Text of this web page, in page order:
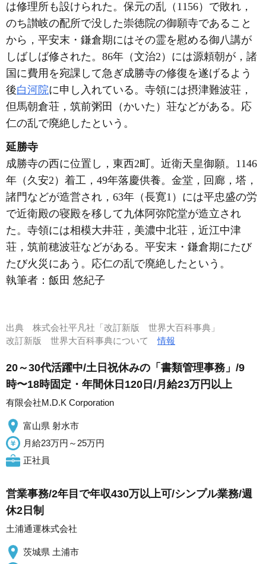
は修理所も設けられた。保元の乱（1156）で敗れ，
のち讃岐の配所で没した崇徳院の御願寺であること
から，平安末・鎌倉期にはその霊を慰める御八講が
しばしば修された。86年（文治2）には源頼朝が，諸
国に費用を宛課して急ぎ成勝寺の修復を遂げるよう
後白河院に申し入れている。寺領には摂津難波荘，
但馬朝倉荘，筑前粥田（かいた）荘などがある。応
仁の乱で廃絶したという。
延勝寺
成勝寺の西に位置し，東西2町。近衛天皇御願。1146
年（久安2）着工，49年落慶供養。金堂，回廊，塔，
諸門などが造営され，63年（長寛1）には平忠盛の労
で近衛殿の寝殿を移して九体阿弥陀堂が造立され
た。寺領には相模大井荘，美濃中北荘，近江中津
荘，筑前穂波荘などがある。平安末・鎌倉期にたび
たび火災にあう。応仁の乱で廃絶したという。
執筆者： 飯田 悠紀子
出典 株式会社平凡社「改訂新版 世界大百科事典」
改訂新版 世界大百科事典について情報
20～30代活躍中/土日祝休みの「書類管理事務」/9
時〜18時固定・年間休日120日/月給23万円以上
有限会社M.D.K Corporation
富山県 射水市
月給23万円～25万円
正社員
営業事務/2年目で年収430万以上可/シンプル業務/週
休2日制
土浦通運株式会社
茨城県 土浦市